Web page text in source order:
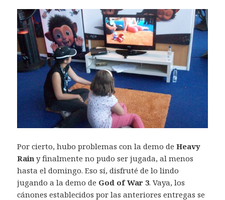
Por cierto, hubo problemas con la demo deHeavy
Rain y finalmente no pudo ser jugada, al menos
hasta el domingo. Eso sí, disfruté de lo lindo
jugando a la demo de God of War 3. Vaya, los
cánones establecidos por las anteriores entregas se